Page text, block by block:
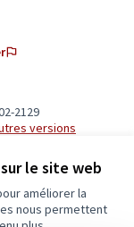
le site web
améliorer la
nous permettent
2129
versions